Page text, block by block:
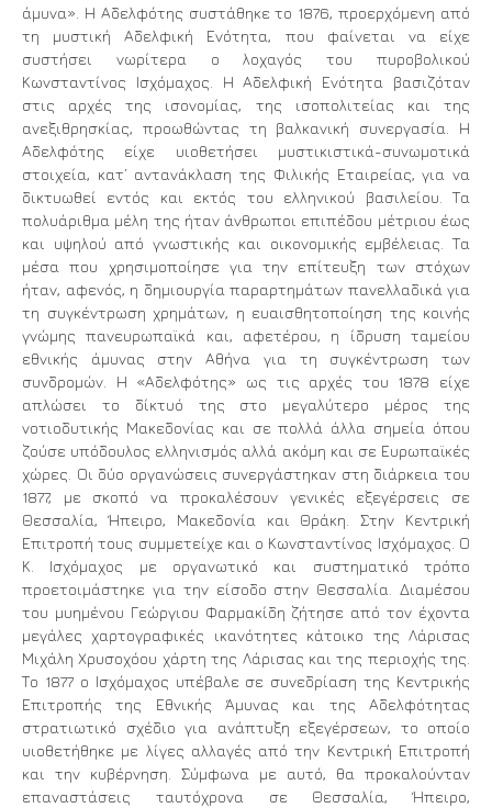
άμυνα». Η Αδελφότης συστάθηκε το 1876, προερχόμενη από
τη μυστική Αδελφική Ενότητα, που φαίνεται να είχε
συστήσει νωρίτερα ο λοχαγός του πυροβολικού
Κωνσταντίνος Ισχόμαχος. Η Αδελφική Ενότητα βασιζόταν
στις αρχές της ισονομίας, της ισοπολιτείας και της
ανεξιθρησκίας, προωθώντας τη βαλκανική συνεργασία. Η
Αδελφότης είχε υιοθετήσει μυστικιστικά-συνωμοτικά
στοιχεία, κατ’ αντανάκλαση της Φιλικής Εταιρείας, για να
δικτυωθεί εντός και εκτός του ελληνικού βασιλείου. Τα
πολυάριθμα μέλη της ήταν άνθρωποι επιπέδου μέτριου έως
και υψηλού από γνωστικής και οικονομικής εμβέλειας. Τα
μέσα που χρησιμοποίησε για την επίτευξη των στόχων
ήταν, αφενός, η δημιουργία παραρτημάτων πανελλαδικά για
τη συγκέντρωση χρημάτων, η ευαισθητοποίηση της κοινής
γνώμης πανευρωπαϊκά και, αφετέρου, η ίδρυση ταμείου
εθνικής άμυνας στην Αθήνα για τη συγκέντρωση των
συνδρομών. Η «Αδελφότης» ως τις αρχές του 1878 είχε
απλώσει το δίκτυό της στο μεγαλύτερο μέρος της
νοτιοδυτικής Μακεδονίας και σε πολλά άλλα σημεία όπου
ζούσε υπόδουλος ελληνισμός αλλά ακόμη και σε Ευρωπαϊκές
χώρες. Οι δύο οργανώσεις συνεργάστηκαν στη διάρκεια του
1877, με σκοπό να προκαλέσουν γενικές εξεγέρσεις σε
Θεσσαλία, Ήπειρο, Μακεδονία και Θράκη. Στην Κεντρική
Επιτροπή τους συμμετείχε και ο Κωνσταντίνος Ισχόμαχος. Ο
Κ. Ισχόμαχος με οργανωτικό και συστηματικό τρόπο
προετοιμάστηκε για την είσοδο στην Θεσσαλία. Διαμέσου
του μυημένου Γεώργιου Φαρμακίδη ζήτησε από τον έχοντα
μεγάλες χαρτογραφικές ικανότητες κάτοικο της Λάρισας
Μιχάλη Χρυσοχόου χάρτη της Λάρισας και της περιοχής της.
Το 1877 ο Ισχόμαχος υπέβαλε σε συνεδρίαση της Κεντρικής
Επιτροπής της Εθνικής Άμυνας και της Αδελφότητας
στρατιωτικό σχέδιο για ανάπτυξη εξεγέρσεων, το οποίο
υιοθετήθηκε με λίγες αλλαγές από την Κεντρική Επιτροπή
και την κυβέρνηση. Σύμφωνα με αυτό, θα προκαλούνταν
επαναστάσεις ταυτόχρονα σε Θεσσαλία, Ήπειρο,